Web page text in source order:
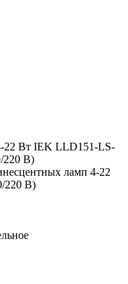
22 Вт IEK LLD151-LS-
220 В)
ламп 4-22
220 В)